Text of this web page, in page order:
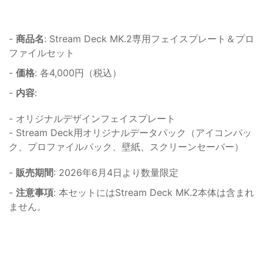
- 商品名: Stream Deck MK.2専用フェイスプレート＆プロ
ファイルセット
- 価格: 各4,000円（税込）
- 内容:
- オリジナルデザインフェイスプレート
- Stream Deck用オリジナルデータパック（アイコンパッ
ク、プロファイルパック、壁紙、スクリーンセーバー）
- 販売期間: 2026年6月4日より数量限定
- 注意事項: 本セットにはStream Deck MK.2本体は含まれ
ません。